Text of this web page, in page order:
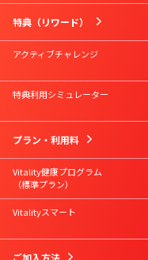
特典（リワード）
アクティブチャレンジ
特典利用シミュレーター
プラン・利用料
Vitality健康プログラム
（標準プラン）
Vitalityスマート